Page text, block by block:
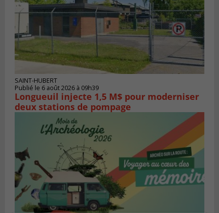
SAINT-HUBERT
Publié le 6 août 2026 à 09h39
Longueuil injecte 1,5 M$ pour moderniser
deux stations de pompage